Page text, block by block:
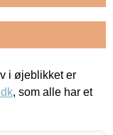
i øjeblikket er
, som alle har et